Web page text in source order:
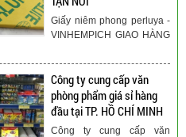
Giấy niêm phong perluya -
VINHEMPICH GIAO HÀNG
Công ty cung cấp văn
phòng phẩm giá sỉ hàng
đầu tại TP. HỒ CHÍ MINH
Công ty cung cấp văn